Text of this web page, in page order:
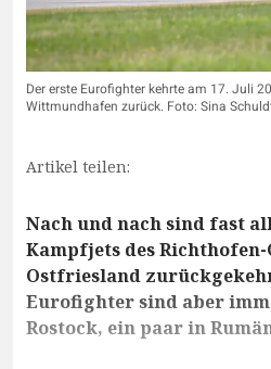
Der erste Eurofighter kehrte am 17. Juli
Wittmundhafen zurück. Foto: Sina
Artikel teilen:
Nach und nach sind fast
Kampfjets des Richthofen-
Ostfriesland
Eurofighter sind aber
Rostock, ein paar in